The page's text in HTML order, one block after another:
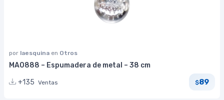
por laesquina en Otros
MA0888 – Espumadera de metal – 38 cm
+135 Ventas $89